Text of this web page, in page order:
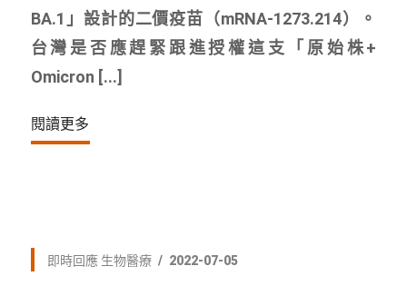
BA.1」設計的二價疫苗（mRNA-1273.214）。
台灣是否應趕緊跟進授權這支「原始株+
Omicron [...]
閱讀更多
即時回應 生物醫療 2022-07-05